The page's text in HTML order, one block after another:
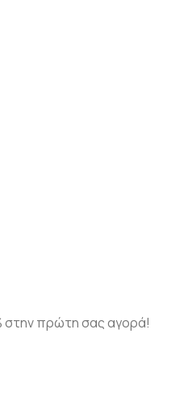
στην πρώτη σας αγορά!